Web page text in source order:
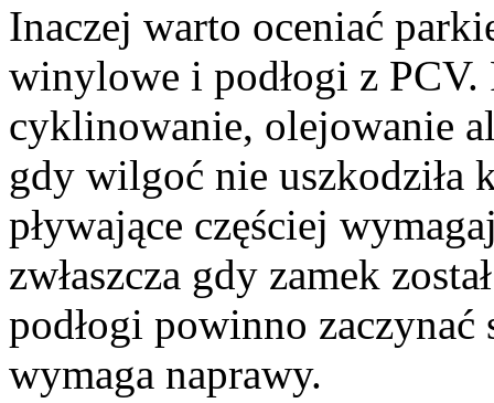
Inaczej warto oceniać
winylowe i podłogi z PCV.
cyklinowanie, olejowanie
gdy wilgoć nie uszkodziła
pływające częściej
zwłaszcza gdy zamek
podłogi powinno
wymaga naprawy.